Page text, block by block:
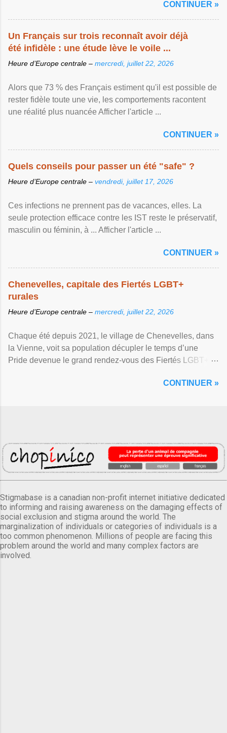
CONTINUER »
Un Français sur trois reconnaît avoir déjà
été infidèle : une étude lève le voile ...
Heure d’Europe centrale – mercredi, juillet 22, 2026
Alors que 73 % des Français estiment qu'il est possible de
rester fidèle toute une vie, les comportements racontent
une réalité plus nuancée Afficher l'article ...
CONTINUER »
Quels conseils pour passer un été "safe" ?
Heure d’Europe centrale – vendredi, juillet 17, 2026
Ces infections ne prennent pas de vacances, elles. La
seule protection efficace contre les IST reste le préservatif,
masculin ou féminin, à ... Afficher l'article ...
CONTINUER »
Chenevelles, capitale des Fiertés LGBT+
rurales
Heure d’Europe centrale – mercredi, juillet 22, 2026
Chaque été depuis 2021, le village de Chenevelles, dans
la Vienne, voit sa population décupler le temps d’une
Pride devenue le grand rendez-vous des Fiertés LGBT+
CONTINUER »
Stigmabase is a canadian non-profit internet initiative dedicated
to informing and raising awareness on the damaging effects of
social exclusion and stigma around the world. The
marginalization of individuals or categories of individuals is a
too common phenomenon. Millions of people are facing this
problem around the world and many complex factors are
involved.